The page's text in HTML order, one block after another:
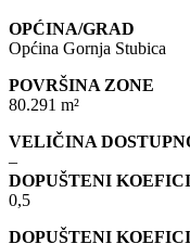
OPĆINA/GRAD
Općina Gornja Stubica
POVRŠINA ZONE
80.291 m²
VELIČINA
–
DOPUŠTENI
0,5
DOPUŠTENI